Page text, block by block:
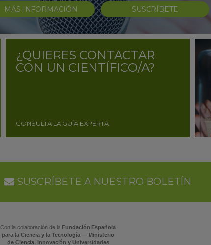
MÁS INFORMACIÓN SUSCRÍBETE
¿QUIERES CONTACTAR
CON UN CIENTÍFICO/A?
CONSULTA LA GUÍA EXPERTA
SUSCRÍBETE A NUESTRO BOLETÍN
Con la colaboración de la Fundación Española
para la Ciencia y la Tecnología — Ministerio
de Ciencia, Innovación y Universidades